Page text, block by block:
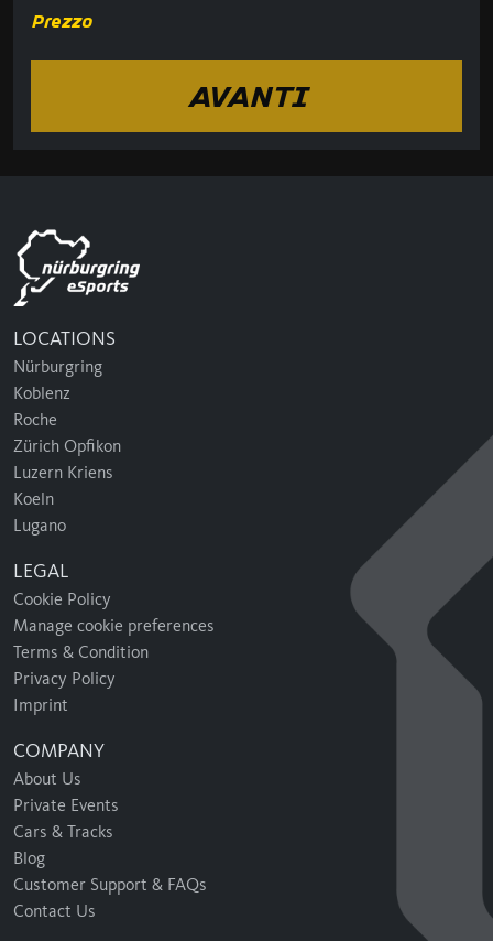
Prezzo
AVANTI
LOCATIONS
Nürburgring
Koblenz
Roche
Zürich Opfikon
Luzern Kriens
Koeln
Lugano
LEGAL
Cookie Policy
Manage cookie preferences
Terms & Condition
Privacy Policy
Imprint
COMPANY
About Us
Private Events
Cars & Tracks
Blog
Customer Support & FAQs
Contact Us